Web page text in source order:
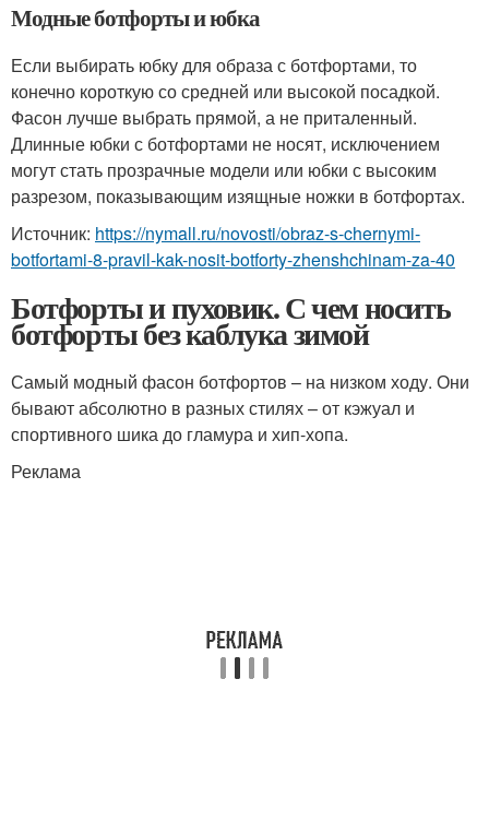
Модные ботфорты и юбка
Если выбирать юбку для образа с ботфортами, то
конечно короткую со средней или высокой посадкой.
Фасон лучше выбрать прямой, а не приталенный.
Длинные юбки с ботфортами не носят, исключением
могут стать прозрачные модели или юбки с высоким
разрезом, показывающим изящные ножки в ботфортах.
Источник: https://nymall.ru/novosti/obraz-s-chernymi-
botfortami-8-pravil-kak-nosit-botforty-zhenshchinam-za-40
Ботфорты и пуховик. С чем носить
ботфорты без каблука зимой
Самый модный фасон ботфортов – на низком ходу. Они
бывают абсолютно в разных стилях – от кэжуал и
спортивного шика до гламура и хип-хопа.
Реклама